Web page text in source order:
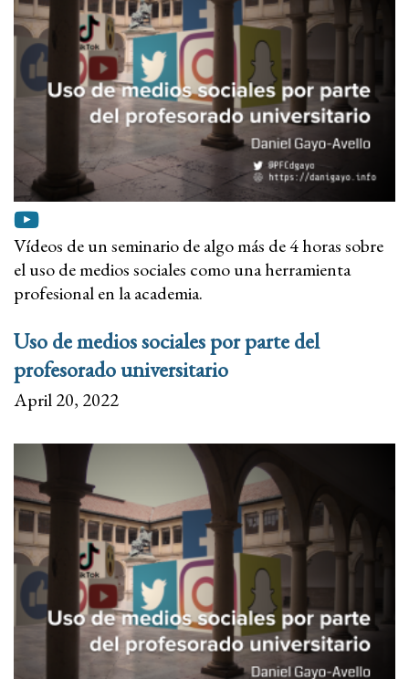
Vídeos de un seminario de algo más de 4 horas sobre
el uso de medios sociales como una herramienta
profesional en la academia.
Uso de medios sociales por parte del
profesorado universitario
April 20, 2022